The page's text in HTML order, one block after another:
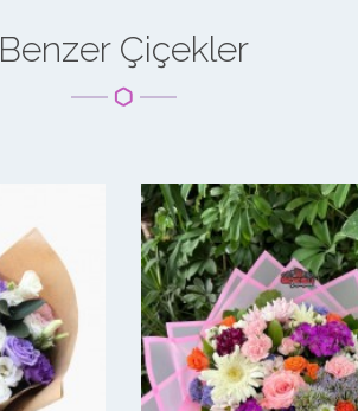
Benzer Çiçekler